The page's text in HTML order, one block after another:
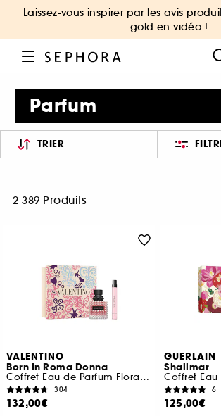
Laissez-vous inspirer par les avis
gold en vidéo !
Parfum
TRIER
2 389 Produits
VALENTINO
Born In Roma Donna
Coffret Eau de Parfum Florale Ambrée pour Femme
304
132,00€
GUERLAIN
Shalimar
Coffret Eau
6
125,00€